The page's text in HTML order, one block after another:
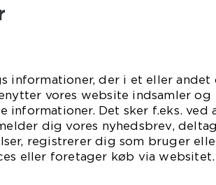
informationer, der i et eller andet
vores website indsamler og
informationer. Det sker f.eks. ved
dig vores nyhedsbrev,
registrerer dig som bruger
eller foretager køb via websitet.